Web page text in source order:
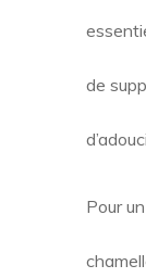
de
Pour